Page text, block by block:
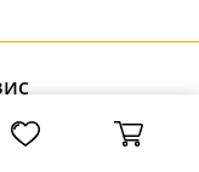
и оплата